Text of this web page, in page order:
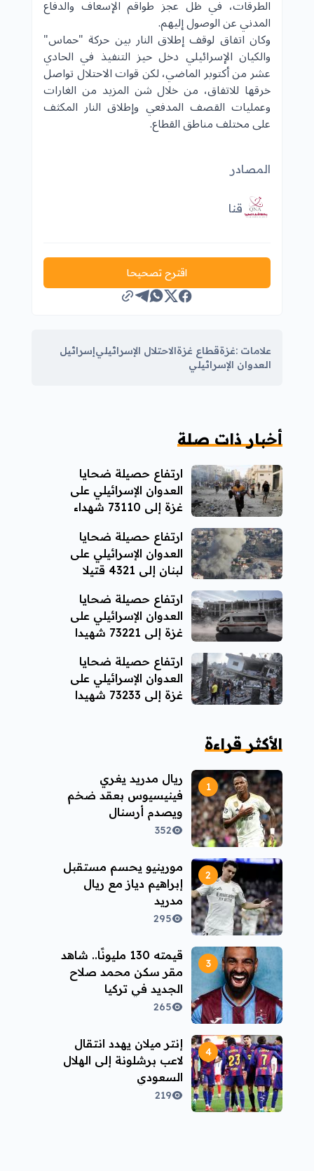
الطرقات، في ظل عجز طواقم الإسعاف والدفاع
المدني عن الوصول إليهم.
وكان اتفاق لوقف إطلاق النار بين حركة "حماس"
والكيان الإسرائيلي دخل حيز التنفيذ في الحادي
عشر من أكتوبر الماضي، لكن قوات الاحتلال تواصل
خرقها للاتفاق، من خلال شن المزيد من الغارات
وعمليات القصف المدفعي وإطلاق النار المكثف
على مختلف مناطق القطاع.
المصادر
قنا
اقترح تصحيحا
علامات :غزةقطاع غزةالاحتلال الإسرائيليإسرائيل
العدوان الإسرائيلي
أخبار ذات صلة
ارتفاع حصيلة ضحايا
العدوان الإسرائيلي على
غزة إلى 73110 شهداء
ارتفاع حصيلة ضحايا
العدوان الإسرائيلي على
لبنان إلى 4321 قتيلا
ارتفاع حصيلة ضحايا
العدوان الإسرائيلي على
غزة إلى 73221 شهيدا
ارتفاع حصيلة ضحايا
العدوان الإسرائيلي على
غزة إلى 73233 شهيدا
الأكثر قراءة
ريال مدريد يغري
فينيسيوس بعقد ضخم
ويصدم أرسنال
352
مورينيو يحسم مستقبل
إبراهيم دياز مع ريال
مدريد
295
قيمته 130 مليونًا.. شاهد
مقر سكن محمد صلاح
الجديد في تركيا
265
إنتر ميلان يهدد انتقال
لاعب برشلونة إلى الهلال
السعودي
219